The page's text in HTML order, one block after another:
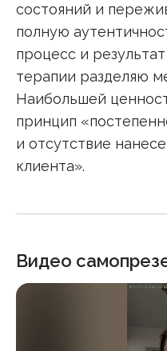
состояний и
полную
процесс и
терапии разделяю
Наибольшей
принцип
и отсутствие
клиента».
Видео